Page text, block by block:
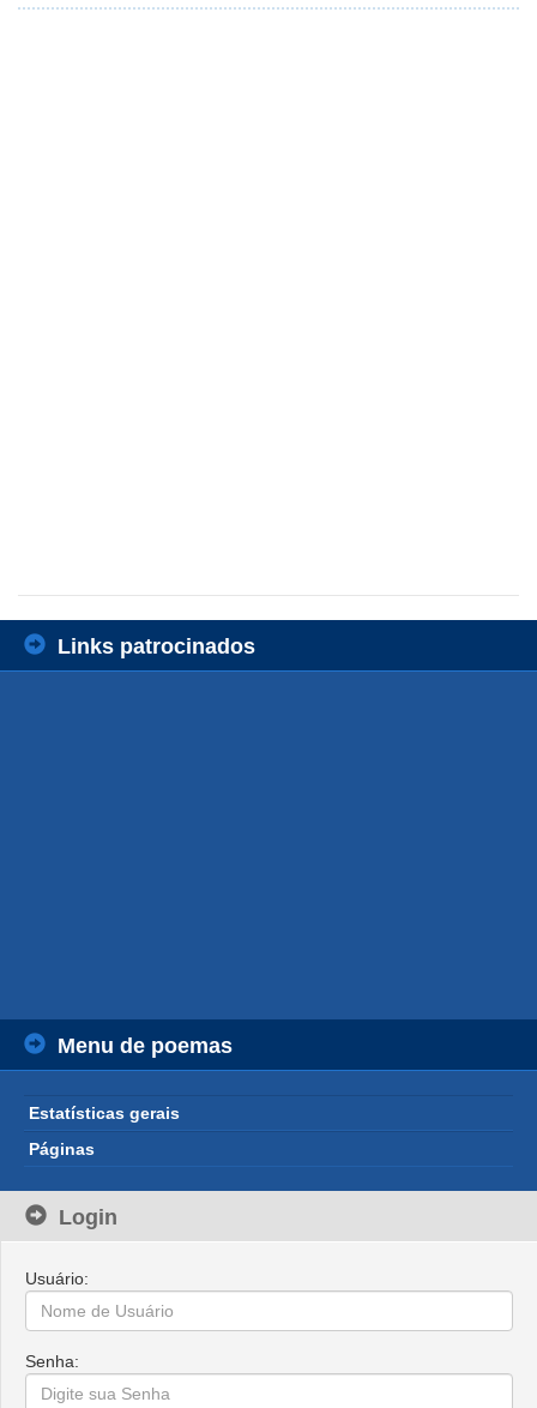
Links patrocinados
Menu de poemas
Estatísticas gerais
Páginas
Login
Usuário:
Senha: